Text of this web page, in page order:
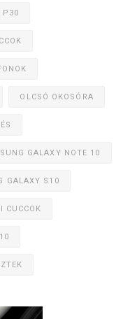
P30
OLCSÓ OKOSÓRA
GALAXY NOTE 10
GALAXY S10
CUCCOK